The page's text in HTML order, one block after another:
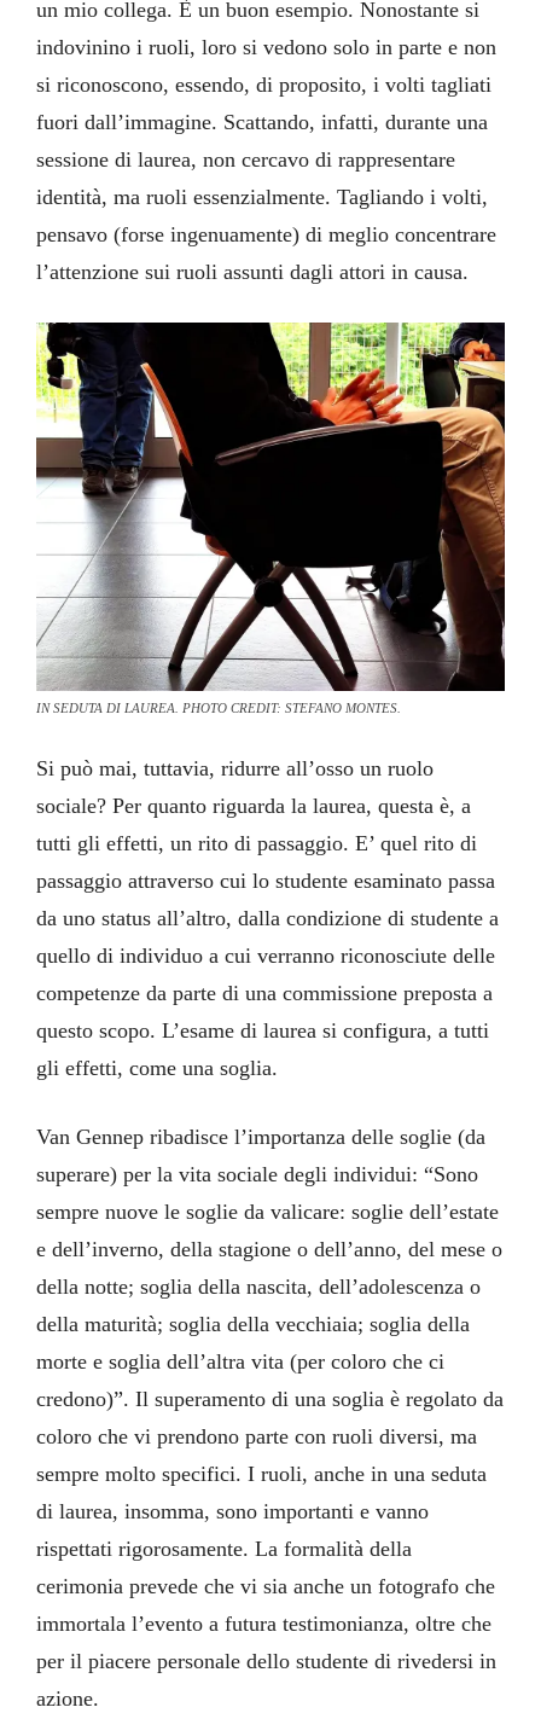
un mio collega. È un buon esempio. Nonostante si
indovinino i ruoli, loro si vedono solo in parte e non
si riconoscono, essendo, di proposito, i volti tagliati
fuori dall’immagine. Scattando, infatti, durante una
sessione di laurea, non cercavo di rappresentare
identità, ma ruoli essenzialmente. Tagliando i volti,
pensavo (forse ingenuamente) di meglio concentrare
l’attenzione sui ruoli assunti dagli attori in causa.
IN SEDUTA DI LAUREA. PHOTO CREDIT: STEFANO MONTES.
Si può mai, tuttavia, ridurre all’osso un ruolo
sociale? Per quanto riguarda la laurea, questa è, a
tutti gli effetti, un rito di passaggio. E’ quel rito di
passaggio attraverso cui lo studente esaminato passa
da uno status all’altro, dalla condizione di studente a
quello di individuo a cui verranno riconosciute delle
competenze da parte di una commissione preposta a
questo scopo. L’esame di laurea si configura, a tutti
gli effetti, come una soglia.
Van Gennep ribadisce l’importanza delle soglie (da
superare) per la vita sociale degli individui: “Sono
sempre nuove le soglie da valicare: soglie dell’estate
e dell’inverno, della stagione o dell’anno, del mese o
della notte; soglia della nascita, dell’adolescenza o
della maturità; soglia della vecchiaia; soglia della
morte e soglia dell’altra vita (per coloro che ci
credono)”. Il superamento di una soglia è regolato da
coloro che vi prendono parte con ruoli diversi, ma
sempre molto specifici. I ruoli, anche in una seduta
di laurea, insomma, sono importanti e vanno
rispettati rigorosamente. La formalità della
cerimonia prevede che vi sia anche un fotografo che
immortala l’evento a futura testimonianza, oltre che
per il piacere personale dello studente di rivedersi in
azione.